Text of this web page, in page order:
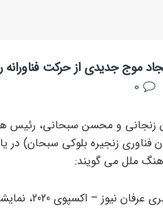
موج جدیدی از حرکت فناورانه
زنجانی و محسن سبحانی، رئیس
فناوری زنجیره بلوکی سبحان) در
ملل می گویند: